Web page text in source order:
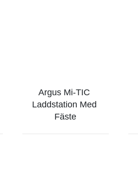
Argus Mi-TIC
Laddstation Med
Fäste